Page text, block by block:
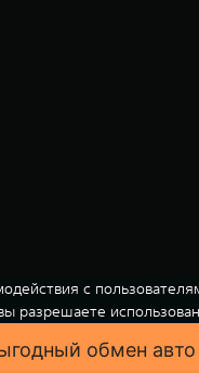
с
разрешаете
сайте
отключить файлы
обмен авто
обмен авто